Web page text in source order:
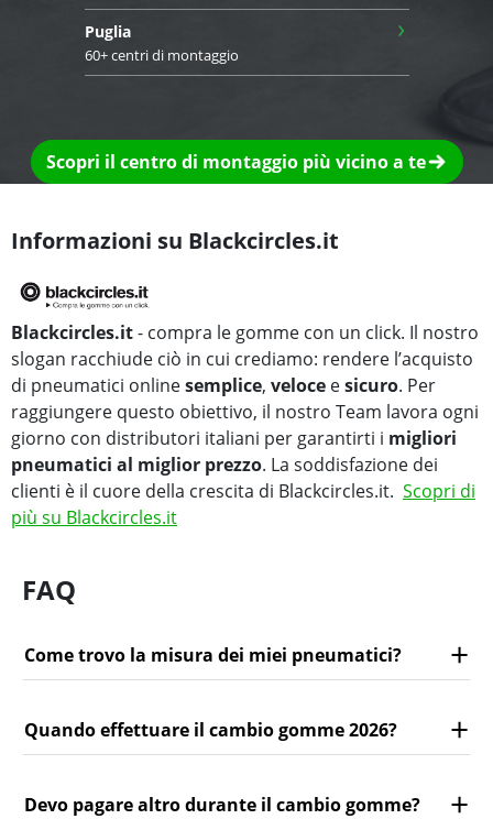
Puglia
60+ centri di montaggio
›
Scopri il centro di montaggio più vicino a te
Informazioni su Blackcircles.it
Blackcircles.it- compra le gomme con un click. Il nostro
slogan racchiude ciò in cui crediamo: rendere l’acquisto
di pneumatici onlinesemplice, veloce esicuro. Per
raggiungere questo obiettivo, il nostro Team lavora ogni
giorno con distributori italiani per garantirti i migliori
pneumatici al miglior prezzo. La soddisfazione dei
clienti è il cuore della crescita di Blackcircles.it. Scopri di
più su Blackcircles.it
FAQ
Come trovo la misura dei miei pneumatici?
Quando effettuare il cambio gomme 2026?
Devo pagare altro durante il cambio gomme?